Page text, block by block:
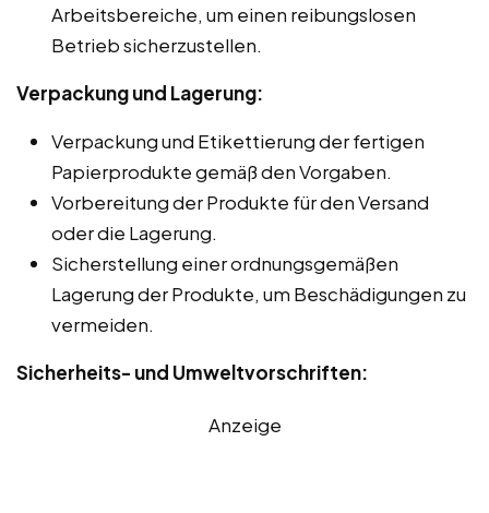
Arbeitsbereiche, um einen reibungslosen
Betrieb sicherzustellen.
Verpackung und Lagerung:
Verpackung und Etikettierung der fertigen
Papierprodukte gemäß den Vorgaben.
Vorbereitung der Produkte für den Versand
oder die Lagerung.
Sicherstellung einer ordnungsgemäßen
Lagerung der Produkte, um Beschädigungen zu
vermeiden.
Sicherheits- und Umweltvorschriften:
Anzeige